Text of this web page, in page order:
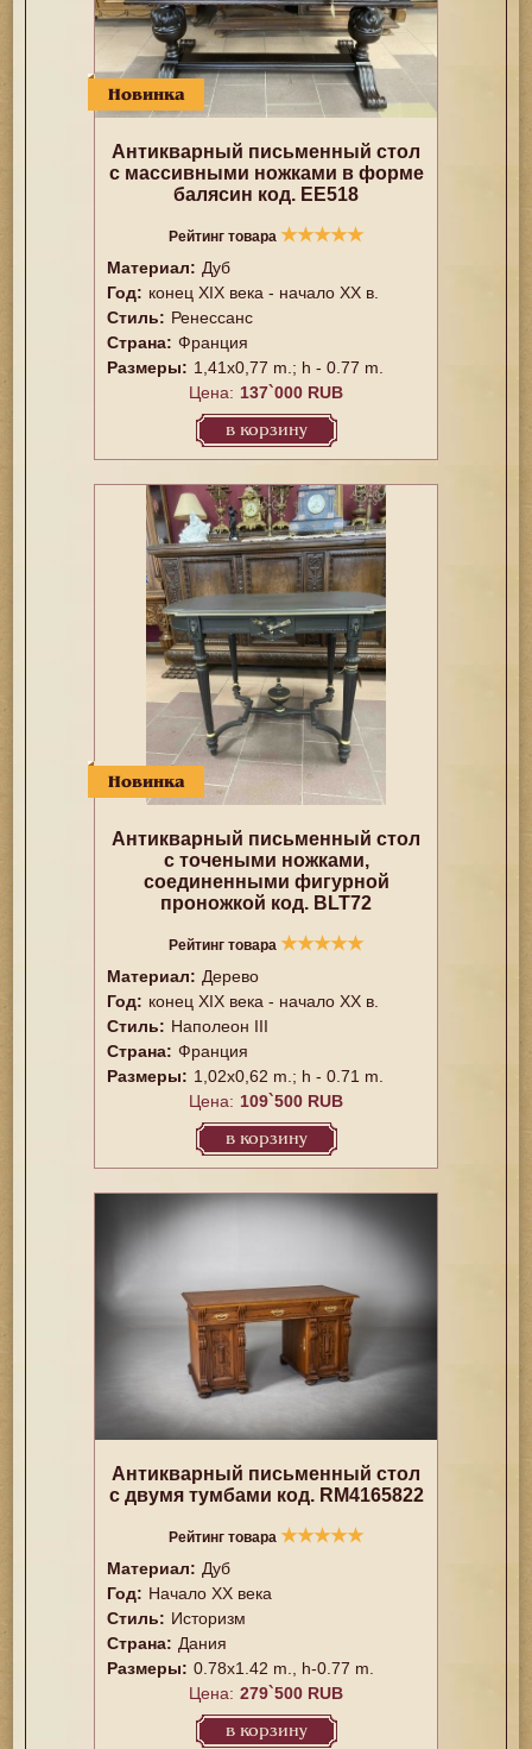
Новинка
Антикварный письменный стол
с массивными ножками в форме
балясин код. EE518
Рейтинг товара ★★★★★
Материал: Дуб
Год: конец XIX века - начало ХХ в.
Стиль: Ренессанс
Страна: Франция
Размеры: 1,41х0,77 m.; h - 0.77 m.
Цена: 137`000 RUB
в корзину
Новинка
Антикварный письменный стол
с точеными ножками,
соединенными фигурной
проножкой код. BLT72
Рейтинг товара ★★★★★
Материал: Дерево
Год: конец XIX века - начало ХХ в.
Стиль: Наполеон III
Страна: Франция
Размеры: 1,02х0,62 m.; h - 0.71 m.
Цена: 109`500 RUB
в корзину
Антикварный письменный стол
с двумя тумбами код. RM4165822
Рейтинг товара ★★★★★
Материал: Дуб
Год: Начало XX века
Стиль: Историзм
Страна: Дания
Размеры: 0.78x1.42 m., h-0.77 m.
Цена: 279`500 RUB
в корзину